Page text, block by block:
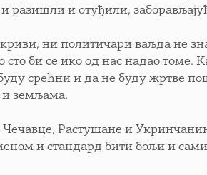
разишли и отуђили,
ни политичари ваљда не
сто би се ико од нас надао
срећни и да не буду жртве
и земљама.
Чечавце, Растушане и
и стандард бити бољи и